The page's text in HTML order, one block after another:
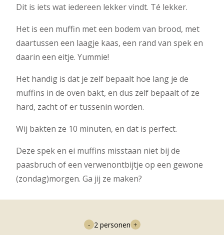
Dit is iets wat iedereen lekker vindt. Té lekker.
Het is een muffin met een bodem van brood, met
daartussen een laagje kaas, een rand van spek en
daarin een eitje. Yummie!
Het handig is dat je zelf bepaalt hoe lang je de
muffins in de oven bakt, en dus zelf bepaalt of ze
hard, zacht of er tussenin worden.
Wij bakten ze 10 minuten, en dat is perfect.
Deze spek en ei muffins misstaan niet bij de
paasbruch of een verwenontbijtje op een gewone
(zondag)morgen. Ga jij ze maken?
- 2 personen +